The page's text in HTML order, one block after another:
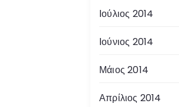
Ιούλιος 2014
Ιούνιος 2014
Μάιος 2014
Απρίλιος 2014